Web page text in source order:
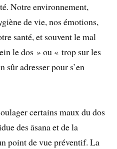
Notre environnement,
de vie, nos émotions,
santé, et souvent le mal
le dos » ou « trop sur les
sûr adresser pour s’en
certains maux du dos
des āsana et de la
point de vue préventif. La